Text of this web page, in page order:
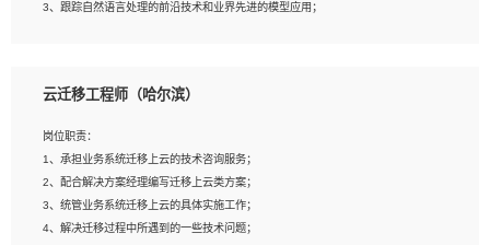
3、跟踪自然语言处理的前沿技术和业界先进的模型应用；
岗位要求：
2、熟悉tensorflow，keras，pytorch等常规深度学习框架，快速根据客户需求实现
有效的模型；
3、熟悉掌握至少一种编程语言，如：Python，Java；
4、 熟悉NLP相关算法与实现；
5、至少有一次及以上问答系统的项目实践，熟悉问答系统全流程开发者优先；
云迁移工程师（哈尔滨）
岗位职责：
1、承担业务系统迁移上云的技术咨询服务；
2、配合解决方案经理编写迁移上云类方案；
3、统管业务系统迁移上云的具体实施工作；
4、解决迁移过程中所遇到的一些技术问题；